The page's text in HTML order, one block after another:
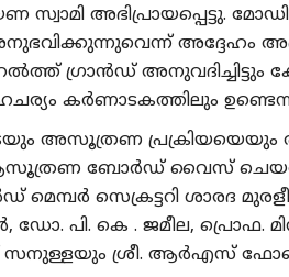
സ്വാമി അഭിപ്രായപ്പെട്ടു.
അദ്ദേഹം
ഗ്രാൻഡ് അനുവദിച്ചിട്ടും
കർണാടകത്തിലും
അസൂത്രണ പ്രക്രിയയെയും
ബോര്‍ഡ്‌ വൈസ്
മെമ്പർ സെക്രട്ടറി
ഡോ. പി. കെ . ജമീല, പ്രൊഫ.
സനുള്ളയും ശ്രീ. ആർഎസ്